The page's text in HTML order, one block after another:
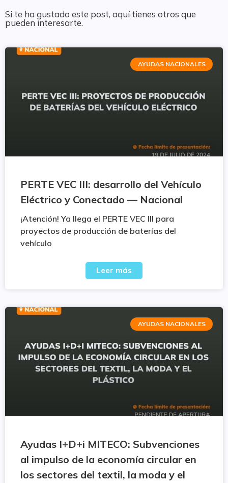
Si te ha gustado este post, aquí tienes otros que
pueden interesarte.
AYUDAS NACIONALES
PERTE VEC III: desarrollo del Vehículo
Eléctrico y Conectado — Nacional
¡Atención! Ya llega el PERTE VEC III para
proyectos de producción de baterías del
vehículo
Leer más
AYUDAS NACIONALES
Ayudas I+D+i MITECO: Subvenciones
al impulso de la economía circular en
los sectores del textil, la moda y el